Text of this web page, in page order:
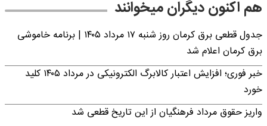
هم اکنون دیگران میخوانند
جدول قطعی برق کرمان روز شنبه ۱۷ مرداد ۱۴۰۵ | برنامه خاموشی
برق کرمان اعلام شد
خبر فوری؛ افزایش اعتبار کالابرگ الکترونیکی در مرداد ۱۴۰۵ کلید
خورد
واریز حقوق مرداد فرهنگیان از این تاریخ قطعی شد